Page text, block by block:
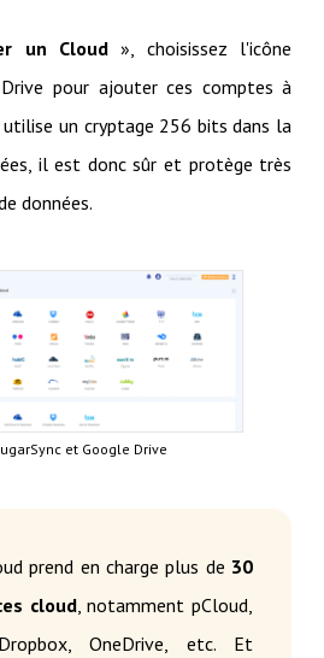
un Cloud», choisissez l'icône
pour ajouter ces comptes à
un cryptage 256 bits dans la
il est donc sûr et protège très
données.
et Google Drive
prend en charge plus de 30
cloud, notamment pCloud,
OneDrive, etc. Et